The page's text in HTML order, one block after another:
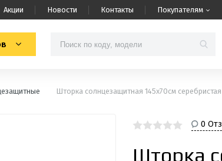
Акции Новости Контакты Покупателям
Шторка солнцезащитная 145х70см
0
Шторка